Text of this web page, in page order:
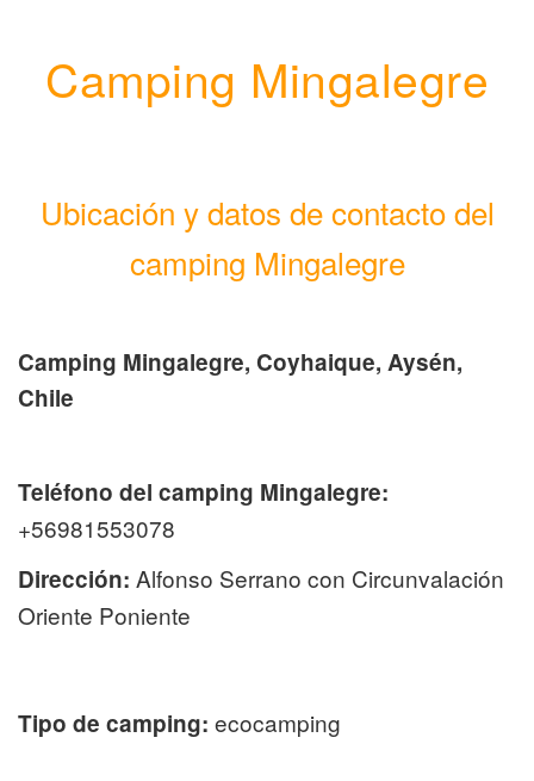
Camping Mingalegre
Ubicación y datos de contacto del
camping Mingalegre
Camping Mingalegre, Coyhaique, Aysén,
Chile
Teléfono del camping Mingalegre:
+56981553078
Dirección: Alfonso Serrano con Circunvalación
Oriente Poniente
Tipo de camping: ecocamping